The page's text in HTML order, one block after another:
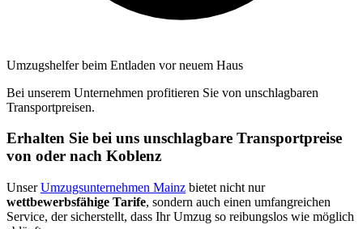
Umzugshelfer beim Entladen vor neuem Haus
Bei unserem Unternehmen profitieren Sie von unschlagbaren
Transportpreisen.
Erhalten Sie bei uns unschlagbare Transportpreise
von oder nach Koblenz
UnserUmzugsunternehmen Mainz bietet nicht nur
wettbewerbsfähige Tarife, sondern auch einen umfangreichen
Service, der sicherstellt, dass Ihr Umzug so reibungslos wie möglich